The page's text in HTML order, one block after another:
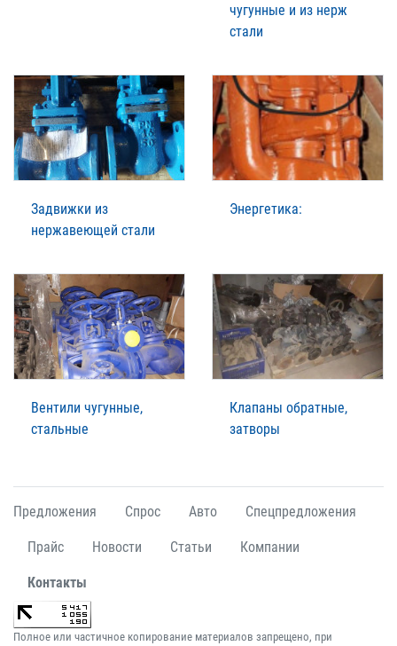
чугунные и из нерж
стали
Задвижки из
нержавеющей стали
Энергетика:
Вентили чугунные,
стальные
Клапаны обратные,
затворы
Предложения Спрос Авто Спецпредложения
Прайс Новости Статьи Компании
Контакты
Полное или частичное копирование материалов запрещено, при